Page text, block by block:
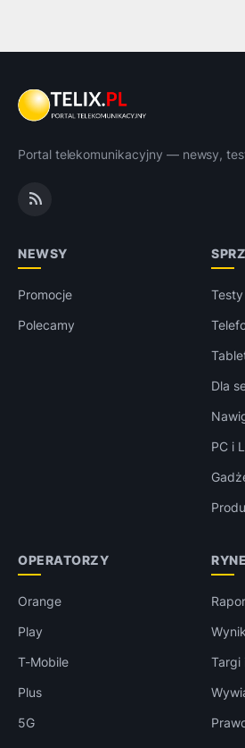
Portal telekomunikacyjny — newsy,
NEWSY
Promocje
Polecamy
Dla
PC i
OPERATORZY
Orange
Play
T-Mobile
Plus
5G
Targi